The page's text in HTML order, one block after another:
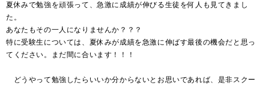
夏休みで勉強を頑張って、急激に成績が伸びる生徒を何人も見てきまし
た。
あなたもその一人になりませんか？？？
特に受験生については、夏休みが成績を急激に伸ばす最後の機会だと思っ
てください。まだ間に合います！！！
どうやって勉強したらいいか分からないとお思いであれば、是非スクー